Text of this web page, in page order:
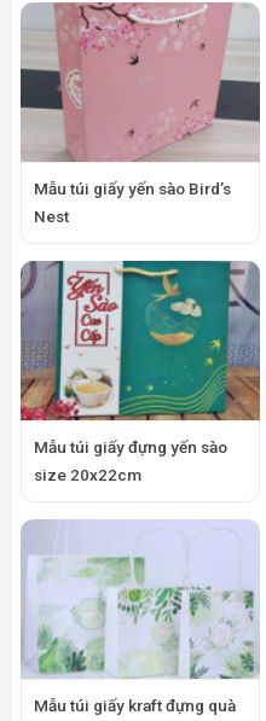
Mẫu túi giấy yến sào Bird’s
Nest
Mẫu túi giấy đựng yến sào
size 20x22cm
Mẫu túi giấy kraft đựng quà